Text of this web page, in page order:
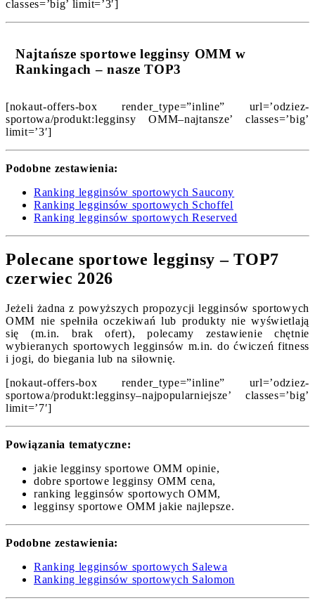
classes=’big’ limit=’3′]
Najtańsze sportowe legginsy OMM w
Rankingach – nasze TOP3
[nokaut-offers-box render_type=”inline” url=’odziez-
sportowa/produkt:legginsy OMM–najtansze’ classes=’big’
limit=’3′]
Podobne zestawienia:
Ranking legginsów sportowych Saucony
Ranking legginsów sportowych Schoffel
Ranking legginsów sportowych Reserved
Polecane sportowe legginsy – TOP7
czerwiec 2026
Jeżeli żadna z powyższych propozycji legginsów sportowych
OMM nie spełniła oczekiwań lub produkty nie wyświetlają
się (m.in. brak ofert), polecamy zestawienie chętnie
wybieranych sportowych legginsów m.in. do ćwiczeń fitness
i jogi, do biegania lub na siłownię.
[nokaut-offers-box render_type=”inline” url=’odziez-
sportowa/produkt:legginsy–najpopularniejsze’ classes=’big’
limit=’7′]
Powiązania tematyczne:
jakie legginsy sportowe OMM opinie,
dobre sportowe legginsy OMM cena,
ranking legginsów sportowych OMM,
legginsy sportowe OMM jakie najlepsze.
Podobne zestawienia:
Ranking legginsów sportowych Salewa
Ranking legginsów sportowych Salomon